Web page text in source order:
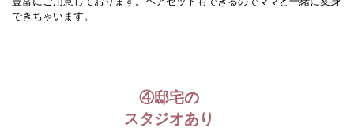
できちゃいます。
④邸宅の
スタジオあり